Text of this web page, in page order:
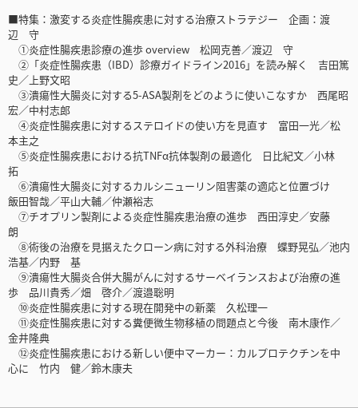
■特集：激変する炎症性腸疾患に対する治療ストラテジー 企画：渡
辺 守
①炎症性腸疾患診療の進歩 overview 松岡克善／渡辺 守
②「炎症性腸疾患（IBD）診療ガイドライン2016」を読み解く 吉田篤
史／上野文昭
③潰瘍性大腸炎に対する5-ASA製剤をどのように使いこなすか 西尾昭
宏／中村志郎
④炎症性腸疾患に対するステロイドの使い方を見直す 富田一光／松
本主之
⑤炎症性腸疾患における抗TNFα抗体製剤の最適化 日比紀文／小林
拓
⑥潰瘍性大腸炎に対するカルシニューリン阻害薬の適応と位置づけ
飯田智哉／平山大輔／仲瀬裕志
⑦チオプリン製剤による炎症性腸疾患治療の進歩 西田淳史／安藤
朗
⑧術後の治療を見据えたクローン病に対する外科治療 蝶野晃弘／池内
浩基／内野 基
⑨潰瘍性大腸炎合併大腸がんに対するサーベイランスおよび治療の進
歩 品川貴秀／畑 啓介／渡邉聡明
⑩炎症性腸疾患に対する現在開発中の新薬 久松理一
⑪炎症性腸疾患に対する糞便微生物移植の問題点と今後 南木康作／
金井隆典
⑫炎症性腸疾患における新しい便中マーカー：カルプロテクチンを中
心に 竹内 健／鈴木康夫